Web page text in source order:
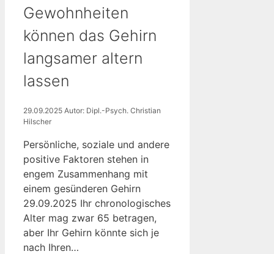
Gewohnheiten
können das Gehirn
langsamer altern
lassen
29.09.2025 Autor: Dipl.-Psych. Christian
Hilscher
Persönliche, soziale und andere
positive Faktoren stehen in
engem Zusammenhang mit
einem gesünderen Gehirn
29.09.2025 Ihr chronologisches
Alter mag zwar 65 betragen,
aber Ihr Gehirn könnte sich je
nach Ihren…